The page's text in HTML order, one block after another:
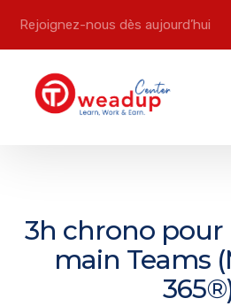
Rejoignez-nous dès aujourd’hui
3h chrono pour
main Teams